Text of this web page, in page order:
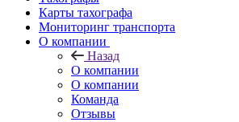
Карты тахографа
Мониторинг транспорта
О компании
Назад
О компании
О компании
Команда
Отзывы